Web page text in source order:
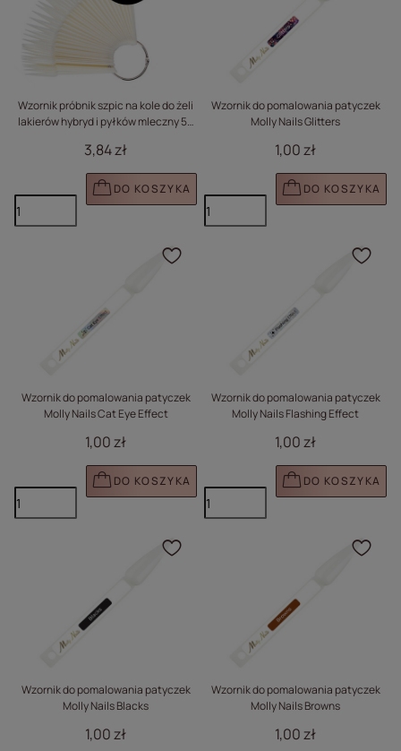
Wzornik próbnik szpic na kole do żeli
lakierów hybryd i pyłków mleczny 50
3,84 zł
DO KOSZYKA
Wzornik do pomalowania patyczek
Molly Nails Glitters
1,00 zł
DO KOSZYKA
Wzornik do pomalowania patyczek
Molly Nails Cat Eye Effect
1,00 zł
DO KOSZYKA
Kliknij, aby dodać
Wzornik do pomalowania patyczek
Molly Nails Flashing Effect
1,00 zł
DO KOSZYKA
Wzornik do pomalowania patyczek
Molly Nails Blacks
1,00 zł
Kliknij, aby dodać
Wzornik do pomalowania patyczek
Molly Nails Browns
1,00 zł